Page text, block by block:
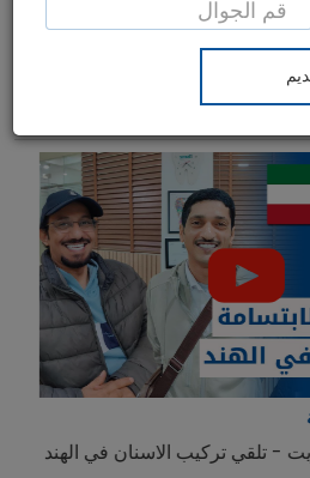
علاجات متخصصة في الهند، مع
هادئة. دعونا نسمع آراء مرضانا
تركيب الاسنان في الهند